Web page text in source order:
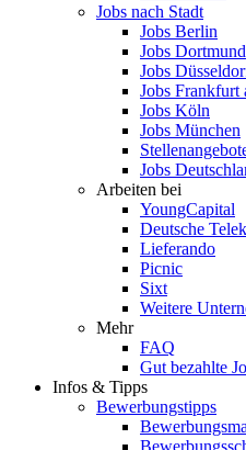
Jobs nach Stadt
Jobs Berlin
Jobs Dortmund
Jobs
Jobs Frankfurt
Jobs Köln
Jobs München
Jobs
Arbeiten bei
YoungCapital
Deutsche
Lieferando
Picnic
Sixt
Weitere
Mehr
FAQ
Gut bezahlte
Infos & Tipps
Bewerbungstipps